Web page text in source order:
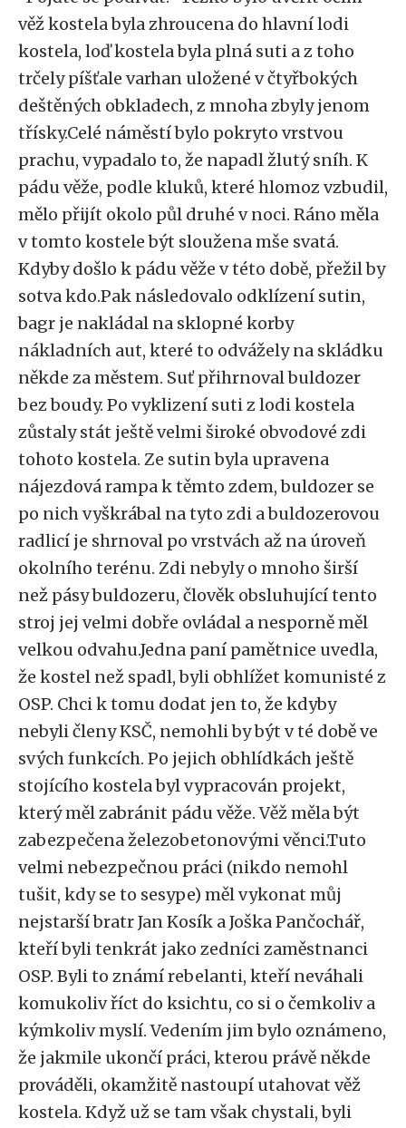
věž kostela byla zhroucena do hlavní lodi
kostela, loď kostela byla plná suti a z toho
trčely píšťale varhan uložené v čtyřbokých
deštěných obkladech, z mnoha zbyly jenom
třísky.Celé náměstí bylo pokryto vrstvou
prachu, vypadalo to, že napadl žlutý sníh. K
pádu věže, podle kluků, které hlomoz vzbudil,
mělo přijít okolo půl druhé v noci. Ráno měla
v tomto kostele být sloužena mše svatá.
Kdyby došlo k pádu věže v této době, přežil by
sotva kdo.Pak následovalo odklízení sutin,
bagr je nakládal na sklopné korby
nákladních aut, které to odvážely na skládku
někde za městem. Suť přihrnoval buldozer
bez boudy. Po vyklizení suti z lodi kostela
zůstaly stát ještě velmi široké obvodové zdi
tohoto kostela. Ze sutin byla upravena
nájezdová rampa k těmto zdem, buldozer se
po nich vyškrábal na tyto zdi a buldozerovou
radlicí je shrnoval po vrstvách až na úroveň
okolního terénu. Zdi nebyly o mnoho širší
než pásy buldozeru, člověk obsluhující tento
stroj jej velmi dobře ovládal a nesporně měl
velkou odvahu.Jedna paní pamětnice uvedla,
že kostel než spadl, byli obhlížet komunisté z
OSP. Chci k tomu dodat jen to, že kdyby
nebyli členy KSČ, nemohli by být v té době ve
svých funkcích. Po jejich obhlídkách ještě
stojícího kostela byl vypracován projekt,
který měl zabránit pádu věže. Věž měla být
zabezpečena železobetonovými věnci.Tuto
velmi nebezpečnou práci (nikdo nemohl
tušit, kdy se to sesype) měl vykonat můj
nejstarší bratr Jan Kosík a Joška Pančochář,
kteří byli tenkrát jako zedníci zaměstnanci
OSP. Byli to známí rebelanti, kteří neváhali
komukoliv říct do ksichtu, co si o čemkoliv a
kýmkoliv myslí. Vedením jim bylo oznámeno,
že jakmile ukončí práci, kterou právě někde
prováděli, okamžitě nastoupí utahovat věž
kostela. Když už se tam však chystali, byli